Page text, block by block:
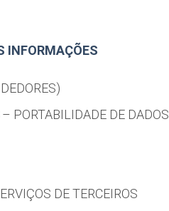
INFORMAÇÕES
PORTABILIDADE DE DADOS
DE TERCEIROS